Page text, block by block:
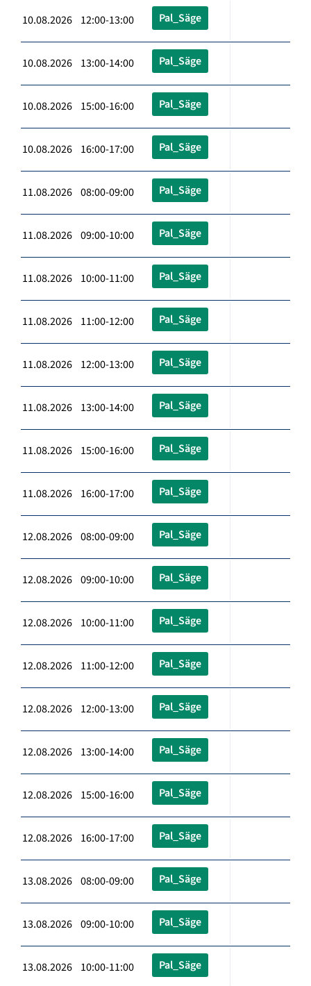
10.08.2026 12:00-13:00 Pal_Säge
10.08.2026 13:00-14:00 Pal_Säge
10.08.2026 15:00-16:00 Pal_Säge
10.08.2026 16:00-17:00 Pal_Säge
11.08.2026 08:00-09:00 Pal_Säge
11.08.2026 09:00-10:00 Pal_Säge
11.08.2026 10:00-11:00 Pal_Säge
11.08.2026 11:00-12:00 Pal_Säge
11.08.2026 12:00-13:00 Pal_Säge
11.08.2026 13:00-14:00 Pal_Säge
11.08.2026 15:00-16:00 Pal_Säge
11.08.2026 16:00-17:00 Pal_Säge
12.08.2026 08:00-09:00 Pal_Säge
12.08.2026 09:00-10:00 Pal_Säge
12.08.2026 10:00-11:00 Pal_Säge
12.08.2026 11:00-12:00 Pal_Säge
12.08.2026 12:00-13:00 Pal_Säge
12.08.2026 13:00-14:00 Pal_Säge
12.08.2026 15:00-16:00 Pal_Säge
12.08.2026 16:00-17:00 Pal_Säge
13.08.2026 08:00-09:00 Pal_Säge
13.08.2026 09:00-10:00 Pal_Säge
13.08.2026 10:00-11:00 Pal_Säge